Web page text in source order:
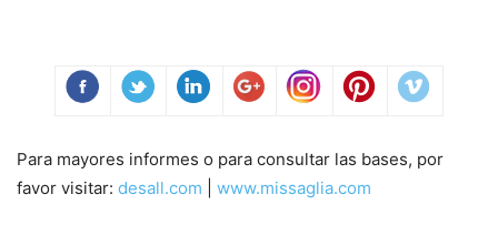
Para mayores informes o para consultar las bases, por
favor visitar: desall.com www.missaglia.com